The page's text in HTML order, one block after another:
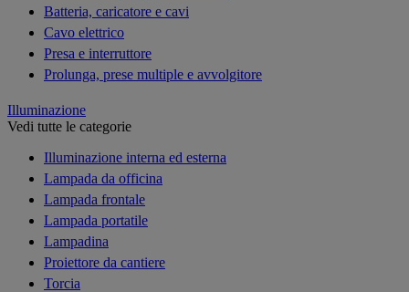
Batteria, caricatore e cavi
Cavo elettrico
Presa e interruttore
Prolunga, prese multiple e avvolgitore
Illuminazione
Vedi tutte le categorie
Illuminazione interna ed esterna
Lampada da officina
Lampada frontale
Lampada portatile
Lampadina
Proiettore da cantiere
Torcia